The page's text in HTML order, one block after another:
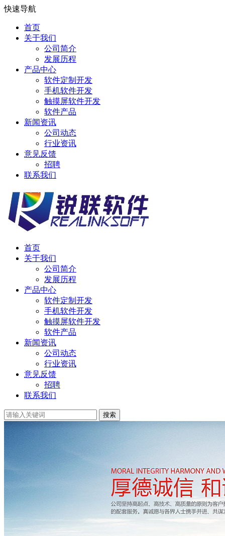
快速导航
首页
关于我们
公司简介
发展历程
产品中心
软件定制开发
手机软件开发
触摸屏软件开发
软件产品
新闻资讯
公司动态
行业资讯
意见反馈
招聘
联系我们
首页
关于我们
公司简介
发展历程
产品中心
软件定制开发
手机软件开发
触摸屏软件开发
软件产品
新闻资讯
公司动态
行业资讯
意见反馈
招聘
联系我们